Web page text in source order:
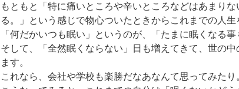
もともと「特に痛いところや辛いところなどはあまり
る。」という感じで物心ついたときからこれまでの人生
「何だかいつも眠い」というのが、「たまに眠くなる
そして、「全然眠くならない」日も増えてきて、世の
ます。
これなら、会社や学校も楽勝だなあなんて思ってみたり